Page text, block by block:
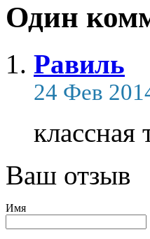
Один
Равиль
24 Фев
классная
Ваш отзыв
Имя